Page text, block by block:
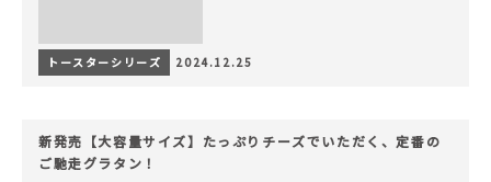
トースターシリーズ 2024.12.25
新発売【大容量サイズ】たっぷりチーズでいただく、定番の
ご馳走グラタン！